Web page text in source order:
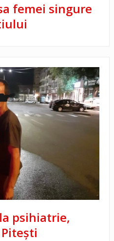
femei singure
psihiatrie,